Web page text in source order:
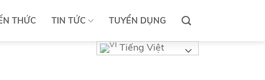
THỨC TIN TỨC TUYỂN DỤNG
Tiếng Việt